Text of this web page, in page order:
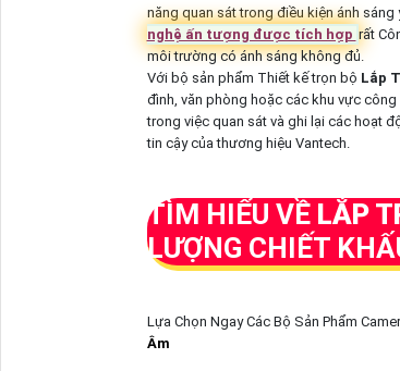
năng quan sát trong điều kiện ánh
nghệ ấn tượng được tích hợp rất
môi trường có ánh sáng không đủ.
Với bộ sản phẩm Thiết kế trọn bộ Lắp
đình, văn phòng hoặc các khu vực
trong việc quan sát và ghi lại các hoạt
tin cậy của thương hiệu Vantech.
TÌM HIỂU VỀ LẮP
LƯỢNG CHIẾT
Lựa Chọn Ngay Các Bộ Sản Phẩm
Âm